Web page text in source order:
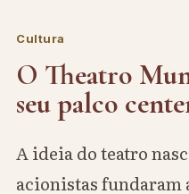
Cultura
O Theatro
seu palco
A ideia do teatro
acionistas fundaram